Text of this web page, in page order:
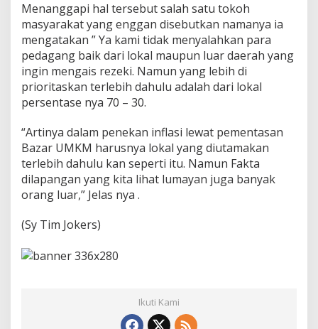
Menanggapi hal tersebut salah satu tokoh
masyarakat yang enggan disebutkan namanya ia
mengatakan ” Ya kami tidak menyalahkan para
pedagang baik dari lokal maupun luar daerah yang
ingin mengais rezeki. Namun yang lebih di
prioritaskan terlebih dahulu adalah dari lokal
persentase nya 70 – 30.
“Artinya dalam penekan inflasi lewat pementasan
Bazar UMKM harusnya lokal yang diutamakan
terlebih dahulu kan seperti itu. Namun Fakta
dilapangan yang kita lihat lumayan juga banyak
orang luar,” Jelas nya .
(Sy Tim Jokers)
Ikuti Kami